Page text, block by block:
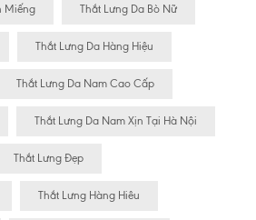
Miếng Thắt Lưng Da Bò Nữ
Thắt Lưng Da Hàng Hiệu
Thắt Lưng Da Nam Cao Cấp
Thắt Lưng Da Nam Xịn Tại Hà Nội
Thắt Lưng Đẹp
Thắt Lưng Hàng Hiêu